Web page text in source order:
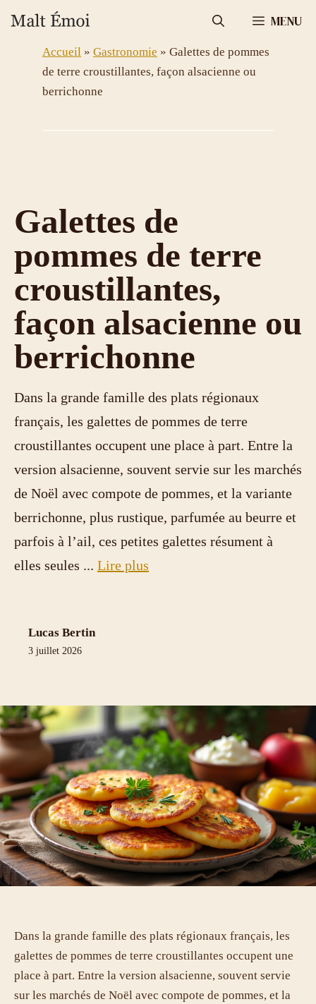
au
MENU
Accueil » Gastronomie » Galettes de pommes
de terre croustillantes, façon alsacienne ou
berrichonne
Galettes de
pommes de terre
croustillantes,
façon alsacienne ou
berrichonne
Dans la grande famille des plats régionaux
français, les galettes de pommes de terre
croustillantes occupent une place à part. Entre la
version alsacienne, souvent servie sur les marchés
de Noël avec compote de pommes, et la variante
berrichonne, plus rustique, parfumée au beurre et
parfois à l’ail, ces petites galettes résument à
elles seules ... Lire plus
Lucas Bertin
3 juillet 2026
Dans la grande famille des plats régionaux français, les
galettes de pommes de terre croustillantes occupent une
place à part. Entre la version alsacienne, souvent servie
sur les marchés de Noël avec compote de pommes, et la